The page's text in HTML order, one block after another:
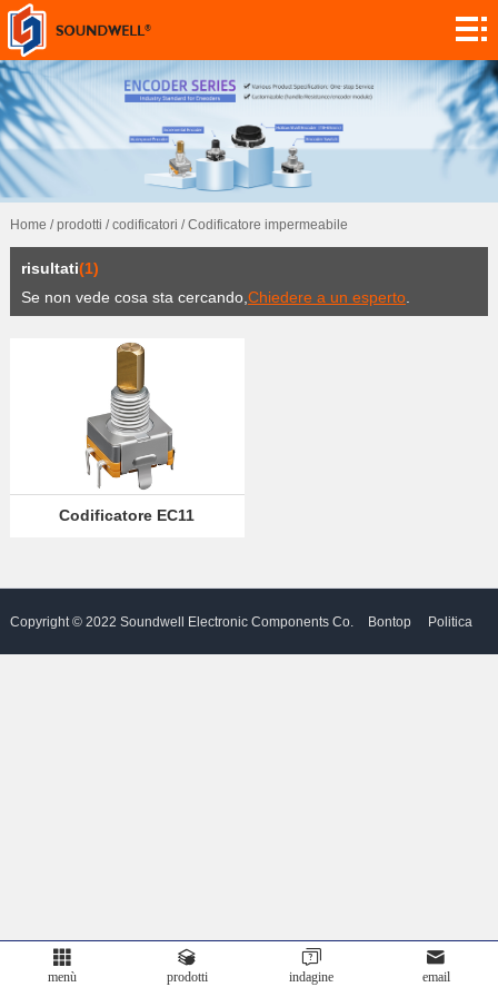
informazioni
Personalizzazione
moduli
codificatori
potenziometri
interruttori
Language
Home /prodotti /codificatori /Codificatore impermeabile
risultati(1)
Se non vede cosa sta cercando,Chiedere a un esperto.
Codificatore EC11
Copyright © 2022 Soundwell Electronic Components Co. Bontop Politica
menù prodotti indagine email